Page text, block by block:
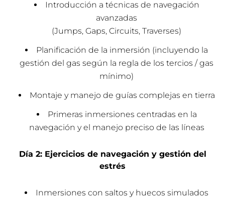
Introducción a técnicas de navegación
avanzadas
(Jumps, Gaps, Circuits, Traverses)
Planificación de la inmersión (incluyendo la
gestión del gas según la regla de los tercios / gas
mínimo)
Montaje y manejo de guías complejas en tierra
Primeras inmersiones centradas en la
navegación y el manejo preciso de las líneas
Día 2: Ejercicios de navegación y gestión del
estrés
Inmersiones con saltos y huecos simulados